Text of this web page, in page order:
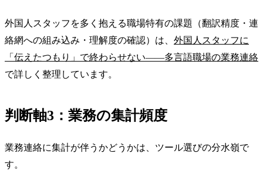
外国人スタッフを多く抱える職場特有の課題（翻訳精度・連
絡網への組み込み・理解度の確認）は、 外国人スタッフに
「伝えたつもり」で終わらせない——多言語職場の業務連絡
で詳しく整理しています。
判断軸3：業務の集計頻度
業務連絡に集計が伴うかどうかは、ツール選びの分水嶺で
す。